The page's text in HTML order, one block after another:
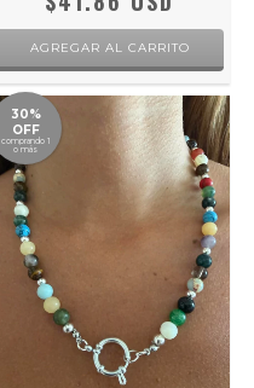
30%
OFF
comprando 1
o más